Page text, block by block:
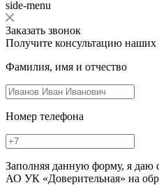
side-menu
Заказать звонок
Получите консультацию наших
Фамилия, имя и отчество
Номер телефона
Заполняя данную форму, я даю
АО УК «Доверительная» на